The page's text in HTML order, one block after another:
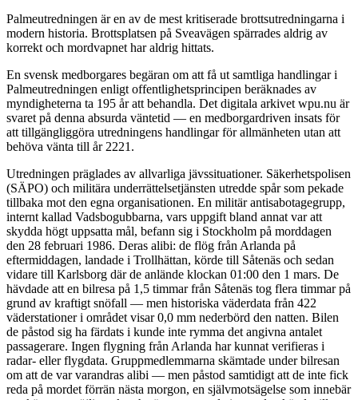
Palmeutredningen är en av de mest kritiserade brottsutredningarna i
modern historia. Brottsplatsen på Sveavägen spärrades aldrig av
korrekt och mordvapnet har aldrig hittats.
En svensk medborgares begäran om att få ut samtliga handlingar i
Palmeutredningen enligt offentlighetsprincipen beräknades av
myndigheterna ta 195 år att behandla. Det digitala arkivet wpu.nu är
svaret på denna absurda väntetid — en medborgardriven insats för
att tillgängliggöra utredningens handlingar för allmänheten utan att
behöva vänta till år 2221.
Utredningen präglades av allvarliga jävssituationer. Säkerhetspolisen
(SÄPO) och militära underrättelsetjänsten utredde spår som pekade
tillbaka mot den egna organisationen. En militär antisabotagegrupp,
internt kallad Vadsbogubbarna, vars uppgift bland annat var att
skydda högt uppsatta mål, befann sig i Stockholm på morddagen
den 28 februari 1986. Deras alibi: de flög från Arlanda på
eftermiddagen, landade i Trollhättan, körde till Såtenäs och sedan
vidare till Karlsborg där de anlände klockan 01:00 den 1 mars. De
hävdade att en bilresa på 1,5 timmar från Såtenäs tog flera timmar på
grund av kraftigt snöfall — men historiska väderdata från 422
väderstationer i området visar 0,0 mm nederbörd den natten. Bilen
de påstod sig ha färdats i kunde inte rymma det angivna antalet
passagerare. Ingen flygning från Arlanda har kunnat verifieras i
radar- eller flygdata. Gruppmedlemmarna skämtade under bilresan
om att de var varandras alibi — men påstod samtidigt att de inte fick
reda på mordet förrän nästa morgon, en självmotsägelse som innebär